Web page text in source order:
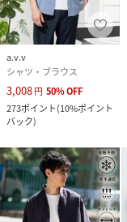
a.v.v
シャツ・ブラウス
3,008円 50%OFF
273ポイント(10%ポイント
バック)